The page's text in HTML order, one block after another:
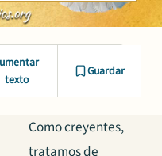
texto
Guardar
Como creyentes,
tratamos de